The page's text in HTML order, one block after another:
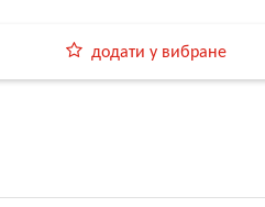
додати у вибране